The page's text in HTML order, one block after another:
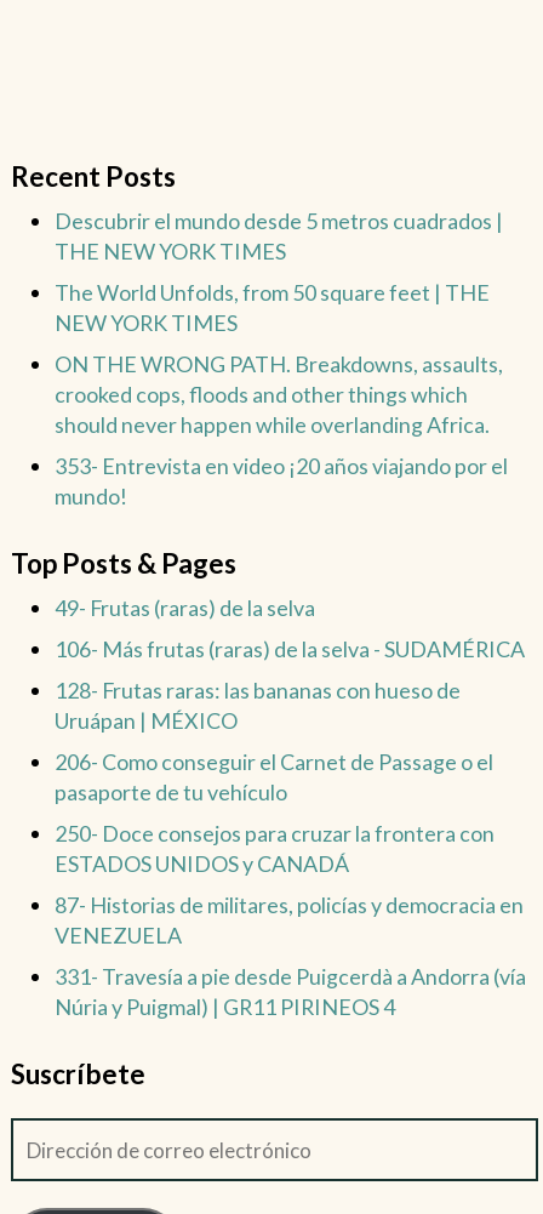
Recent Posts
Descubrir el mundo desde 5 metros cuadrados |
THE NEW YORK TIMES
The World Unfolds, from 50 square feet | THE
NEW YORK TIMES
ON THE WRONG PATH. Breakdowns, assaults,
crooked cops, floods and other things which
should never happen while overlanding Africa.
353- Entrevista en video ¡20 años viajando por el
mundo!
Top Posts & Pages
49- Frutas (raras) de la selva
106- Más frutas (raras) de la selva - SUDAMÉRICA
128- Frutas raras: las bananas con hueso de
Uruápan | MÉXICO
206- Como conseguir el Carnet de Passage o el
pasaporte de tu vehículo
250- Doce consejos para cruzar la frontera con
ESTADOS UNIDOS y CANADÁ
87- Historias de militares, policías y democracia en
VENEZUELA
331- Travesía a pie desde Puigcerdà a Andorra (vía
Núria y Puigmal) | GR11 PIRINEOS 4
Suscríbete